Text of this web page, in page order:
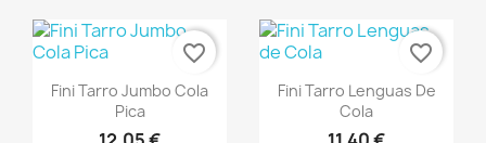
Vista rápida
Fini Tarro Jumbo Cola
Pica
favorite_border
Vista rápida
Fini Tarro Lenguas De
Cola
favorite_border